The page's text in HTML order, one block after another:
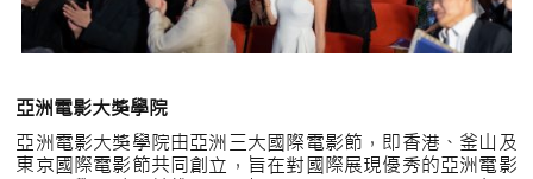
亞洲電影大獎學院
亞洲電影大獎學院由亞洲三大國際電影節，即香港、釜山及
東京國際電影節共同創立，旨在對國際展現優秀的亞洲電影